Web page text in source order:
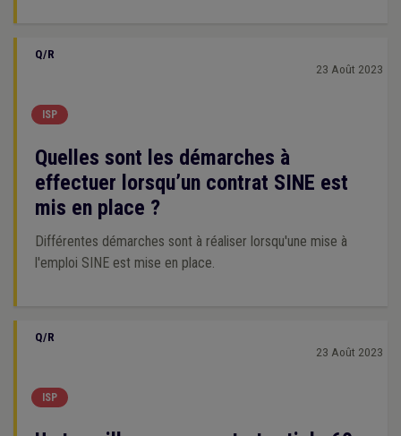
Q/R
23 Août 2023
ISP
Quelles sont les démarches à
effectuer lorsqu’un contrat SINE est
mis en place ?
Différentes démarches sont à réaliser lorsqu'une mise à
l'emploi SINE est mise en place.
Q/R
23 Août 2023
ISP